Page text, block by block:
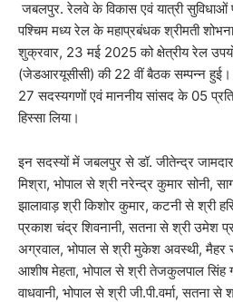
जबलपुर. रेलवे के विकास एवं यात्री सुविधाओं
पश्चिम मध्य रेल के महाप्रबंधक श्रीमती शोभना
शुक्रवार, 23 मई 2025 को क्षेत्रीय रेल
(जेडआरयूसीसी) की 22 वीं बैठक सम्पन्न
27 सदस्यगणों एवं माननीय सांसद के 05
हिस्सा लिया।
इन सदस्यों में जबलपुर से डॉ. जीतेन्द्र
मिश्रा, भोपाल से श्री नरेन्द्र कुमार सोनी,
झालावाड़ श्री किशोर कुमार, कटनी से श्री
प्रकाश चंद्र शिवनानी, सतना से श्री उमेश
अग्रवाल, भोपाल से श्री मुकेश अवस्थी, मैहर
आशीष मेहता, भोपाल से श्री तेजकुलपाल सिंह
वाधवानी, भोपाल से श्री जी.पी.वर्मा, सतना